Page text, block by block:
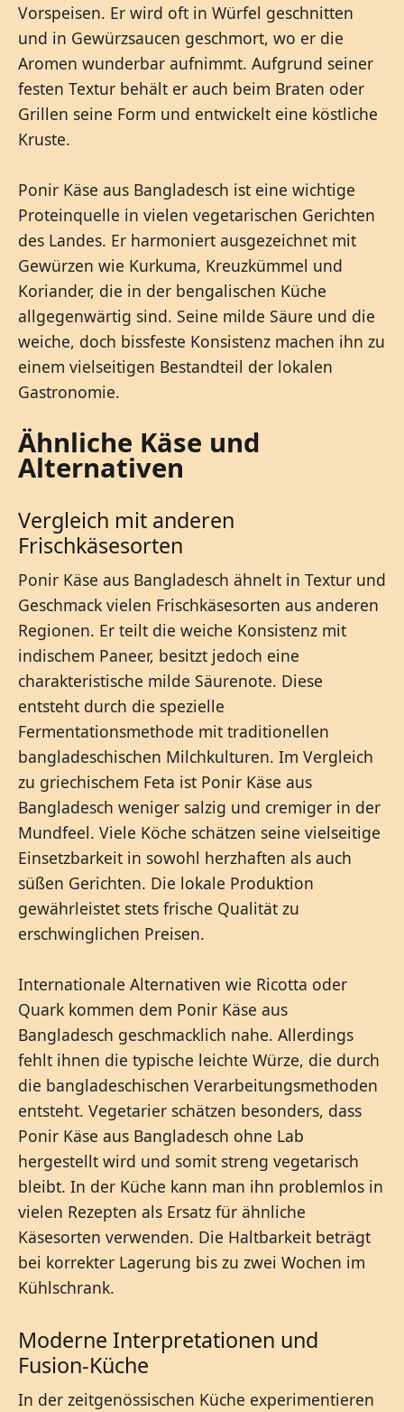
Vorspeisen. Er wird oft in Würfel geschnitten
und in Gewürzsaucen geschmort, wo er die
Aromen wunderbar aufnimmt. Aufgrund seiner
festen Textur behält er auch beim Braten oder
Grillen seine Form und entwickelt eine köstliche
Kruste.
Ponir Käse aus Bangladesch ist eine wichtige
Proteinquelle in vielen vegetarischen Gerichten
des Landes. Er harmoniert ausgezeichnet mit
Gewürzen wie Kurkuma, Kreuzkümmel und
Koriander, die in der bengalischen Küche
allgegenwärtig sind. Seine milde Säure und die
weiche, doch bissfeste Konsistenz machen ihn zu
einem vielseitigen Bestandteil der lokalen
Gastronomie.
Ähnliche Käse und
Alternativen
Vergleich mit anderen
Frischkäsesorten
Ponir Käse aus Bangladesch ähnelt in Textur und
Geschmack vielen Frischkäsesorten aus anderen
Regionen. Er teilt die weiche Konsistenz mit
indischem Paneer, besitzt jedoch eine
charakteristische milde Säurenote. Diese
entsteht durch die spezielle
Fermentationsmethode mit traditionellen
bangladeschischen Milchkulturen. Im Vergleich
zu griechischem Feta ist Ponir Käse aus
Bangladesch weniger salzig und cremiger in der
Mundfeel. Viele Köche schätzen seine vielseitige
Einsetzbarkeit in sowohl herzhaften als auch
süßen Gerichten. Die lokale Produktion
gewährleistet stets frische Qualität zu
erschwinglichen Preisen.
Internationale Alternativen wie Ricotta oder
Quark kommen dem Ponir Käse aus
Bangladesch geschmacklich nahe. Allerdings
fehlt ihnen die typische leichte Würze, die durch
die bangladeschischen Verarbeitungsmethoden
entsteht. Vegetarier schätzen besonders, dass
Ponir Käse aus Bangladesch ohne Lab
hergestellt wird und somit streng vegetarisch
bleibt. In der Küche kann man ihn problemlos in
vielen Rezepten als Ersatz für ähnliche
Käsesorten verwenden. Die Haltbarkeit beträgt
bei korrekter Lagerung bis zu zwei Wochen im
Kühlschrank.
Moderne Interpretationen und
Fusion-Küche
In der zeitgenössischen Küche experimentieren